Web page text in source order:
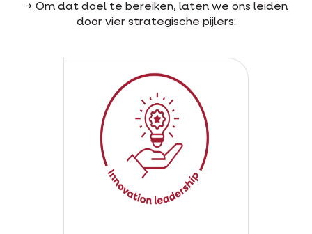
→ Om dat doel te bereiken, laten we ons leiden
door vier strategische pijlers: